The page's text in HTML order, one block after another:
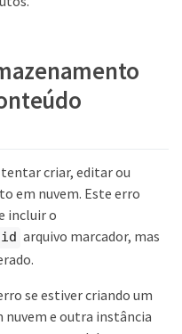
criar, editar ou
em nuvem. Este erro
incluir o
arquivo marcador, mas
se estiver criando um
e outra instância